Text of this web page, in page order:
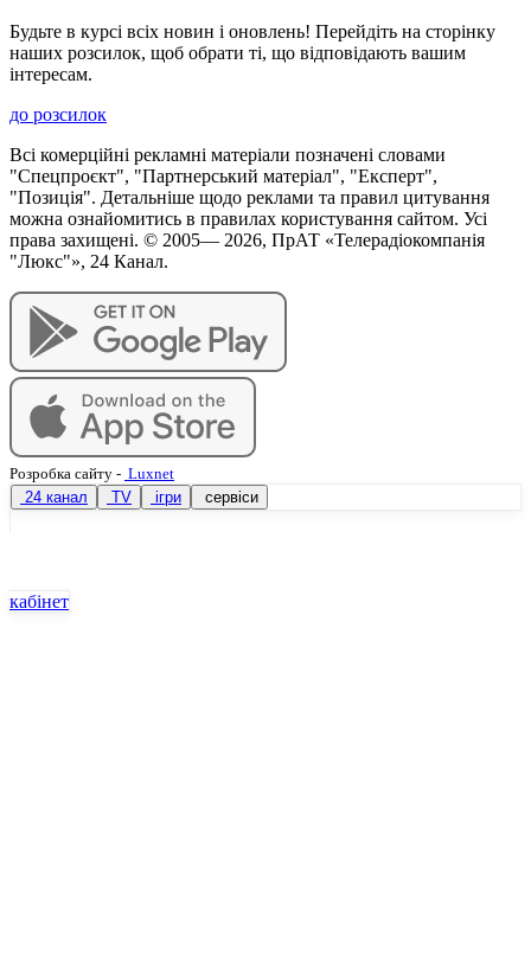
Будьте в курсі всіх новин і оновлень! Перейдіть на сторінку
наших розсилок, щоб обрати ті, що відповідають вашим
інтересам.
до розсилок
Всі комерційні рекламні матеріали позначені словами
"Спецпроєкт", "Партнерський матеріал", "Експерт",
"Позиція". Детальніше щодо реклами та правил цитування
можна ознайомитись в правилах користування сайтом. Усі
права захищені. © 2005— 2026, ПрАТ «Телерадіокомпанія
"Люкс"», 24 Канал.
Розробка сайту - Luxnet
24 канал
TV ігри сервіси
кабінет